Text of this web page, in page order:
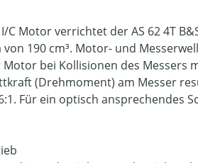
Motor verrichtet der AS 62 4T
190 cm³. Motor- und
bei Kollisionen des Messers
(Drehmoment) am Messer
Für ein optisch ansprechendes